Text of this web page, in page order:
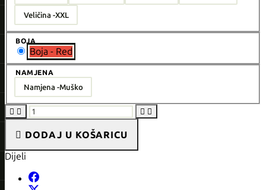
Veličina -XXL
BOJA
Boja - Red
NAMJENA
Namjena -Muško
   
 DODAJ U KOŠARICU
Dijeli